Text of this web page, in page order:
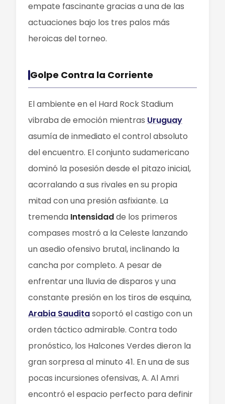
empate fascinante gracias a una de las
actuaciones bajo los tres palos más
heroicas del torneo.
Golpe Contra la Corriente
El ambiente en el Hard Rock Stadium
vibraba de emoción mientras Uruguay
asumía de inmediato el control absoluto
del encuentro. El conjunto sudamericano
dominó la posesión desde el pitazo inicial,
acorralando a sus rivales en su propia
mitad con una presión asfixiante. La
tremenda Intensidadde los primeros
compases mostró a la Celeste lanzando
un asedio ofensivo brutal, inclinando la
cancha por completo. A pesar de
enfrentar una lluvia de disparos y una
constante presión en los tiros de esquina,
Arabia Sauditasoportó el castigo con un
orden táctico admirable. Contra todo
pronóstico, los Halcones Verdes dieron la
gran sorpresa al minuto 41. En una de sus
pocas incursiones ofensivas, A. Al Amri
encontró el espacio perfecto para definir